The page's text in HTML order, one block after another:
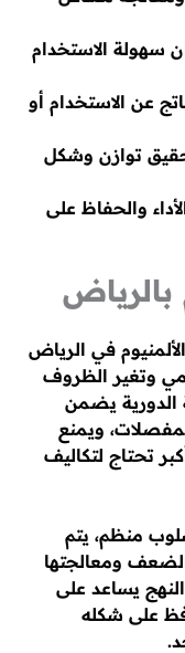
سهولة الاستخدام
عن الاستخدام أو
توازن وشكل
والحفاظ على
بالرياض
في الرياض
وتغير الظروف
الدورية يضمن
ويمنع
تحتاج لتكاليف
منظم، يتم
ومعالجتها
يساعد على
على شكله